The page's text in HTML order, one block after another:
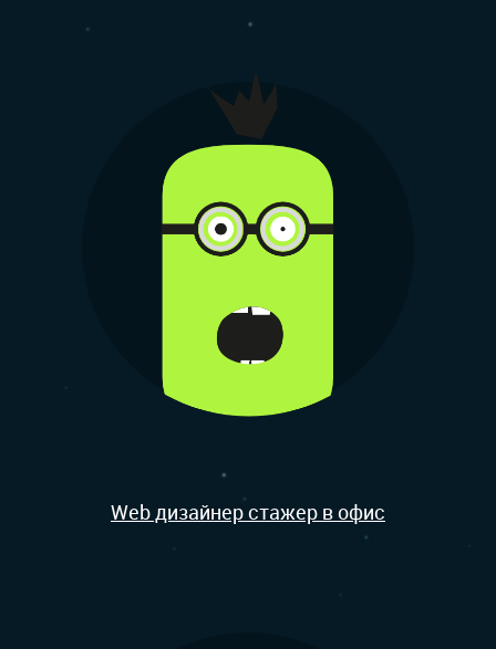
Web дизайнер стажер в офис